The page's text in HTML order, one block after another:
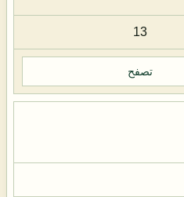
13
تصفح